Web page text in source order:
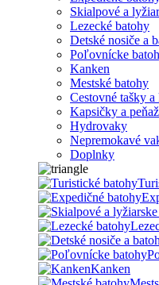
Skialpové a
Lezecké batohy
Detské nosiče a
Poľovnícke
Kanken
Mestské batohy
Cestovné tašky a
Kapsičky a
Hydrovaky
Nepremokavé
Doplnky
Kanken